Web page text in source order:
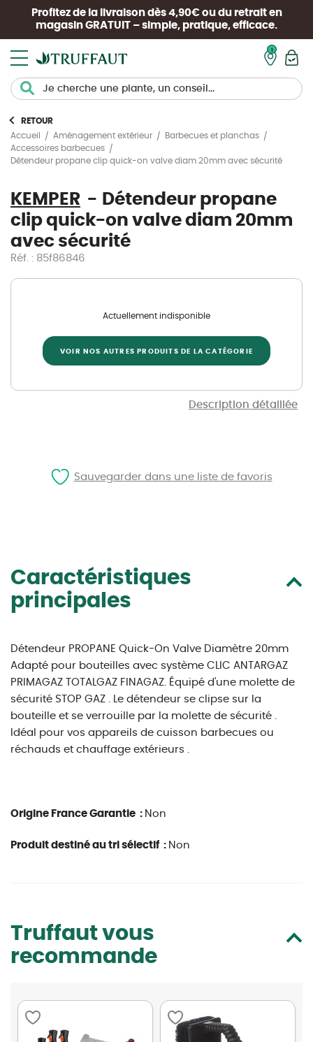
Profitez de la livraison dès 4,90€ ou du retrait en
magasin GRATUIT – simple, pratique, efficace.
RETOUR
Accueil
Aménagement extérieur
Barbecues et planchas
Accessoires barbecues
Détendeur propane clip quick-on valve diam 20mm avec sécurité
KEMPER
Détendeur propane
clip quick-on valve diam 20mm
avec sécurité
Réf. : 85f86846
Description détaillée
Actuellement indisponible
VOIR NOS AUTRES PRODUITS DE LA CATÉGORIE
Caractéristiques
principales
Détendeur PROPANE Quick-On Valve Diamètre 20mm
Adapté pour bouteilles avec système CLIC ANTARGAZ
PRIMAGAZ TOTALGAZ FINAGAZ. Équipé d'une molette de
sécurité STOP GAZ . Le détendeur se clipse sur la
bouteille et se verrouille par la molette de sécurité .
Idéal pour vos appareils de cuisson barbecues ou
réchauds et chauffage extérieurs .
Origine France Garantie : Non
Produit destiné au tri sélectif : Non
Truffaut vous
recommande
Sauvegarder dans une liste de favoris